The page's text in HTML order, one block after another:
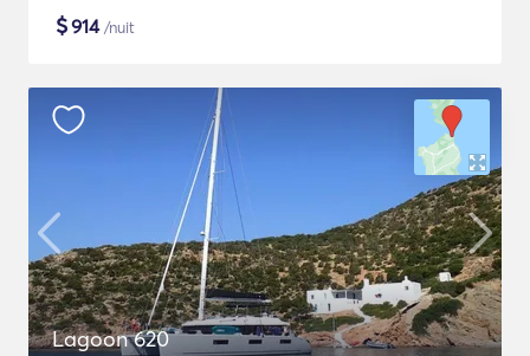
$914/nuit
Lagoon 620